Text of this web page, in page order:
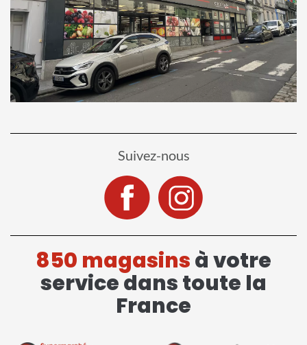
Suivez-nous
850 magasinsà votre
service dans toute la
France